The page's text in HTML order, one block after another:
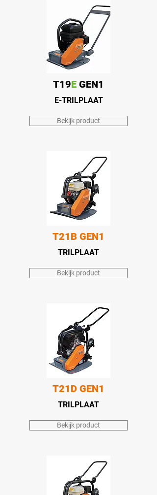
T19E GEN1
E-TRILPLAAT
Bekijk product
T21B GEN1
TRILPLAAT
Bekijk product
T21D GEN1
TRILPLAAT
Bekijk product